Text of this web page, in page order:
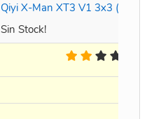
Qiyi X-Man XT3 V1 3x3 (Pioneer
Sin Stock!